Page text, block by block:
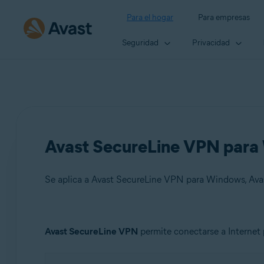
Para el hogar Para empresas
Seguridad Privacidad
Avast SecureLine VPN
Se aplica a Avast SecureLine VPN para Windows,
Productos:
Avast SecureLine VPN permite conectarse a Internet